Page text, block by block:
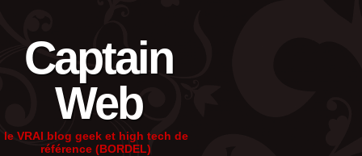
Captain
Web
le VRAI blog geek et high tech de
référence (BORDEL)